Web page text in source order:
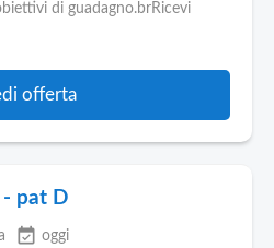
di guadagno.brRicevi
offerta
pat D
event_available oggi